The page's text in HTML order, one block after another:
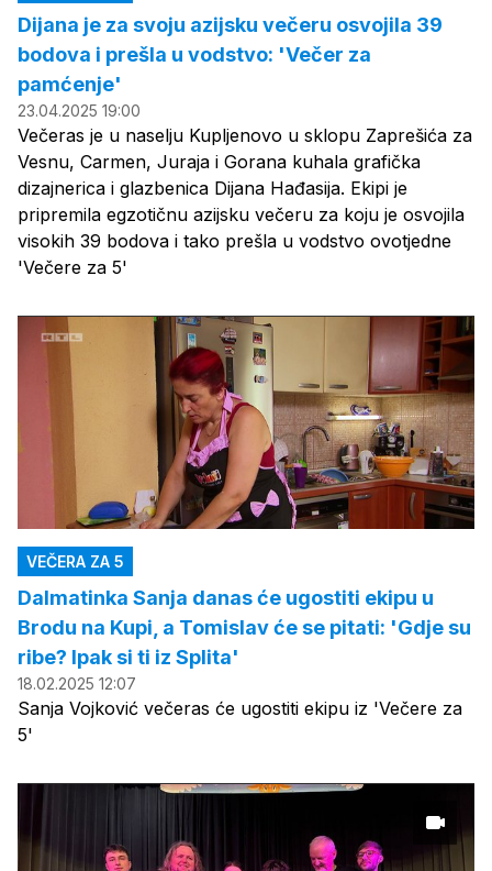
Dijana je za svoju azijsku večeru osvojila 39
bodova i prešla u vodstvo: 'Večer za
pamćenje'
23.04.2025 19:00
Večeras je u naselju Kupljenovo u sklopu Zaprešića za
Vesnu, Carmen, Juraja i Gorana kuhala grafička
dizajnerica i glazbenica Dijana Hađasija. Ekipi je
pripremila egzotičnu azijsku večeru za koju je osvojila
visokih 39 bodova i tako prešla u vodstvo ovotjedne
'Večere za 5'
VEČERA ZA 5
Dalmatinka Sanja danas će ugostiti ekipu u
Brodu na Kupi, a Tomislav će se pitati: 'Gdje su
ribe? Ipak si ti iz Splita'
18.02.2025 12:07
Sanja Vojković večeras će ugostiti ekipu iz 'Večere za
5'